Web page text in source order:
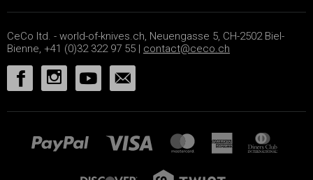
CeCo ltd. - world-of-knives.ch, Neuengasse 5, CH-2502 Biel-
Bienne, +41 (0)32 322 97 55 | contact@ceco.ch